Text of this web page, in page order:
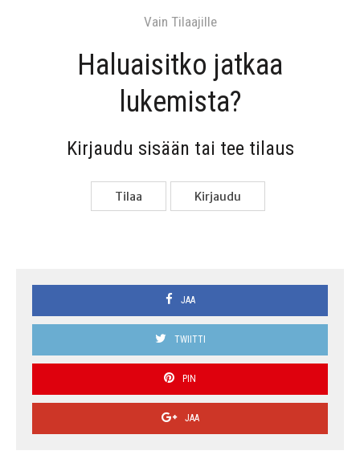
Vain Tilaa­jil­le
Haluai­sit­ko jat­kaa
lukemista?
Kir­jau­du sisään tai tee tilaus
Tilaa Kir­jau­du
JAA
TWIITTI
PIN
JAA